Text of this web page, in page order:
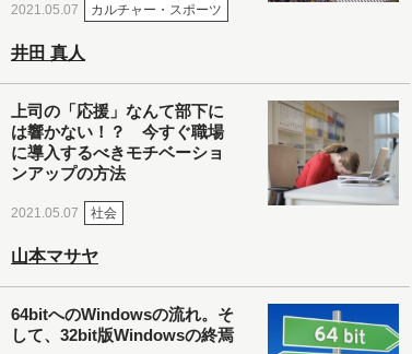
2021.05.07 カルチャー・スポーツ
井田 真人
上司の「応援」なんて部下に
は響かない！？ 今すぐ職場
に導入するべきモチベーショ
ンアップの方法
2021.05.07 社会
山本マサヤ
64bitへのWindowsの流れ。そ
して、32bit版Windowsの終焉